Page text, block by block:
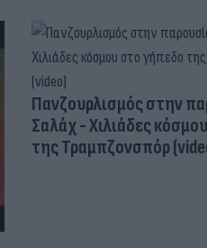
Πανζουρλισμός στην
Σαλάχ - Χιλιάδες
της Τραμπζονσπόρ